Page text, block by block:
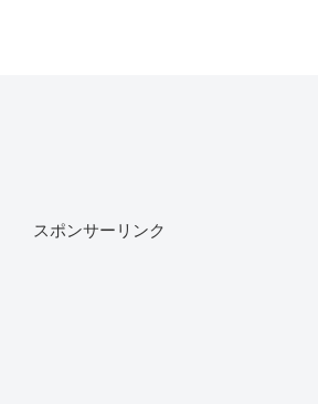
スポンサーリンク